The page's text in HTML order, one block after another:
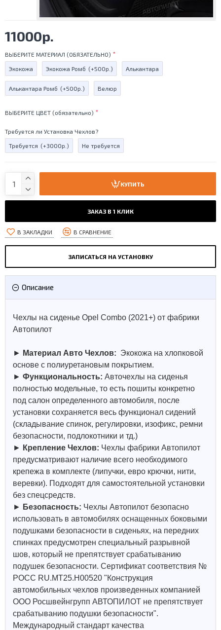
11000р.
ВЫБЕРИТЕ МАТЕРИАЛ (ОБЯЗАТЕЛЬНО)
Экокожа Экокожа Ромб (+500р.) Алькантара
Алькантара Ромб (+500р.) Велюр
ВЫБЕРИТЕ ЦВЕТ (обязательно)
Требуется ли Установка Чехлов?
Требуется (+3000р.) Не требуется
КУПИТЬ
ЗАКАЗ В 1 КЛИК
В ЗАКЛАДКИ В СРАВНЕНИЕ
ЗАПИСАТЬСЯ НА УСТАНОВКУ
Описание
Чехлы на сиденье Opel Combo (2021+) от фабрики
Автопилот
► Материал Авто Чехлов: Экокожа на хлопковой
основе с полиуретановым покрытием.
► Функциональность: Авточехлы на сиденья
полностью модельные, то есть пошиты конкретно
под салон определенного автомобиля, после
установки сохраняется весь функционал сидений
(складывание спинок, регулировки, изофикс, ремни
безопасности, подлокотники и тд.)
► Крепление Чехлов: Чехлы фабрики Автопилот
предусматривают наличие всего необходимого
крепежа в комплекте (липучки, евро крючки, нити,
веревки). Подходят для самостоятельной установки
без спецсредств.
► Безопасность: Чехлы Автопилот безопасно
использовать в автомобилях оснащенных боковыми
подушками безопасности в сиденьях, на передних
спинках предусмотрен специальный разрывной
шов, который не препятствует срабатыванию
подушек безопасности. Сертификат соответствия №
РОСС RU.МТ25.Н00520 "Конструкция
автомобильных чехлов произведенных компанией
ООО Росшвейнгрупп АВТОПИЛОТ не препятствует
срабатыванию подушки безопасности".
Международный стандарт качества